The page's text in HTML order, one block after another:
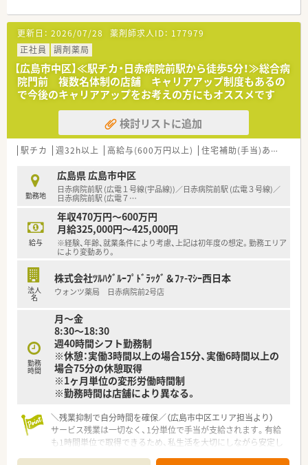
■職種や職域に合わせ、豊富な社内研修や外部組織と連携した研
修を用意されています
■薬剤師が中心の会社だからこそ活躍できるキャリアパスが多
種多様に用意されています。
■店舗拡大に伴い、エリアマネジャーや営業部長等のマネジメン
トのポジションも増えます。
■在宅や教育等の専門性を活かせるスペシャリストを目指すこ
とも可能です。
■その他にも、管理部門や商品部門等の本社スタッフなど活動領
域は多種多様です。
■在宅実施店舗は年々増加しており、在宅医療へもしっかりと関
わる事ができます。
時短勤務ができるよう変更予定です。
■年間休日が120日とワークライフバランスが整っています
■日用品から常備薬まで、従業員割引制度など嬉しいメリットも
たくさんあります！
更新日： 2026/07/28 薬剤師求人ID： 177979
正社員
調剤薬局
【広島市中区】≪駅チカ・日赤病院前駅から徒歩5分！≫総合病
院門前 複数名体制の店舗 キャリアアップ制度もあるの
で今後のキャリアアップをお考えの方にもオススメです
検討リストに追加
駅チカ 週32h以上 高給与(600万円以上) 住宅補助(手当)あり
勤務地
広島県 広島市中区
日赤病院前駅 (広電１号線(宇品線))／日赤病院前駅 (広電３号線)／
日赤病院前駅 (広電７…
給与
年収470万円～600万円
月給325,000円～425,000円
※経験、年齢、就業条件により考慮、上記は初年度の想定。勤務エリア
により変動あり。
法人
名
株式会社ﾂﾙﾊｸﾞﾙｰﾌﾟﾄﾞﾗｯｸﾞ＆ﾌｧ-ﾏｼｰ西日本
ウォンツ薬局 日赤病院前2号店
勤務
時間
月～金
8:30～18:30
週40時間シフト勤務制
※休憩：実働3時間以上の場合15分、実働6時間以上の
場合75分の休憩取得
※1ヶ月単位の変形労働時間制
※勤務時間は店舗により異なる。
＼残業抑制で自分時間を確保／（広島市中区エリア担当より）
サービス残業は一切なく、1分単位で手当が支給されます。有給
も1時間単位で取得できるため、私生活を大切にしながら安定し